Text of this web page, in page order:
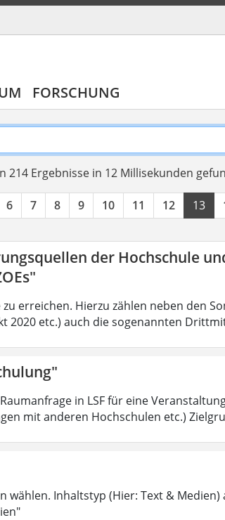
FORSCHUNG
214 Ergebnisse in 12 Millisekunden
6 7 8 9 10 11 12 13
der Hochschule
erreichen. Hierzu zählen neben den
2020 etc.) auch die sogenannten
in LSF für eine
mit anderen Hochschulen etc.)
wählen. Inhaltstyp (Hier: Text &